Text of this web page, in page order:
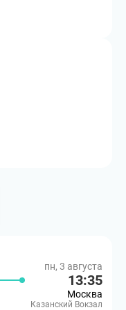
пн, 3 августа
13:35
Москва
Казанский Вокзал